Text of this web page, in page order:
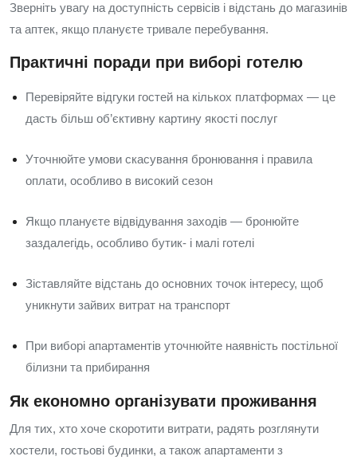
Зверніть увагу на доступність сервісів і відстань до магазинів
та аптек, якщо плануєте тривале перебування.
Практичні поради при виборі готелю
Перевіряйте відгуки гостей на кількох платформах — це
дасть більш об’єктивну картину якості послуг
Уточнюйте умови скасування бронювання і правила
оплати, особливо в високий сезон
Якщо плануєте відвідування заходів — бронюйте
заздалегідь, особливо бутик- і малі готелі
Зіставляйте відстань до основних точок інтересу, щоб
уникнути зайвих витрат на транспорт
При виборі апартаментів уточнюйте наявність постільної
білизни та прибирання
Як економно організувати проживання
Для тих, хто хоче скоротити витрати, радять розглянути
хостели, гостьові будинки, а також апартаменти з